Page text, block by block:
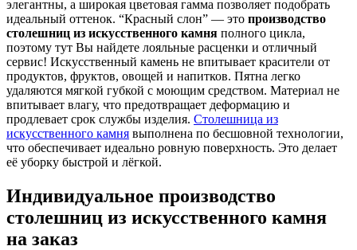
элегантны, а широкая цветовая гамма позволяет подобрать
идеальный оттенок. “Красный слон” — это производство
столешниц из искусственного камня полного цикла,
поэтому тут Вы найдете лояльные расценки и отличный
сервис! Искусственный камень не впитывает красители от
продуктов, фруктов, овощей и напитков. Пятна легко
удаляются мягкой губкой с моющим средством. Материал не
впитывает влагу, что предотвращает деформацию и
продлевает срок службы изделия. Столешница из
искусственного камня выполнена по бесшовной технологии,
что обеспечивает идеально ровную поверхность. Это делает
её уборку быстрой и лёгкой.
Индивидуальное производство
столешниц из искусственного камня
на заказ